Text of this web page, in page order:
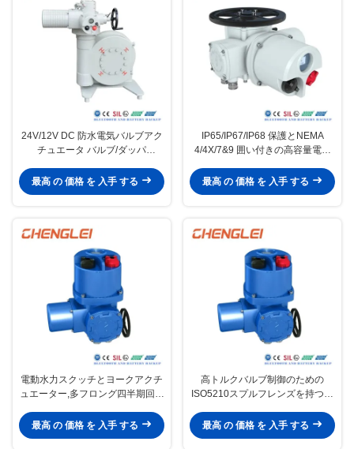
24V/12V DC 防水電気バルブアク
チュエータ バルブ/ダッパ
の年間生産容量30000
最高 の 価格 を 入手 する
IP65/IP67/IP68 保護とNEMA
4/4X/7&9 囲い付きの高容量電気
最高 の 価格 を 入手 する
電動水力スクッチとヨークアクチ
ュエーター,多フロング四半期回転
バルブ
最高 の 価格 を 入手 する
高トルクバルブ制御のための
ISO5210スプルフレンズを持つイ
気液圧アクチュエータ
最高 の 価格 を 入手 する